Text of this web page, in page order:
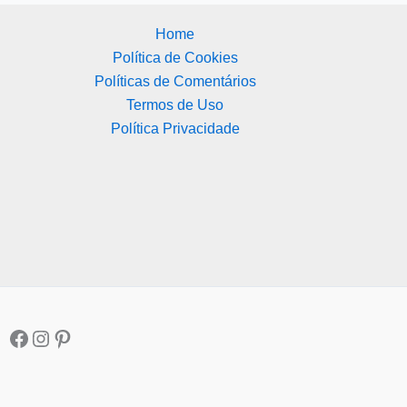
Home
Política de Cookies
Políticas de Comentários
Termos de Uso
Política Privacidade